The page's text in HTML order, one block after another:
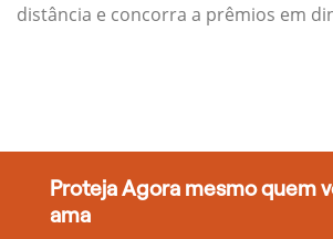
distância e concorra a prêmios em
Proteja Agora mesmo quem
ama